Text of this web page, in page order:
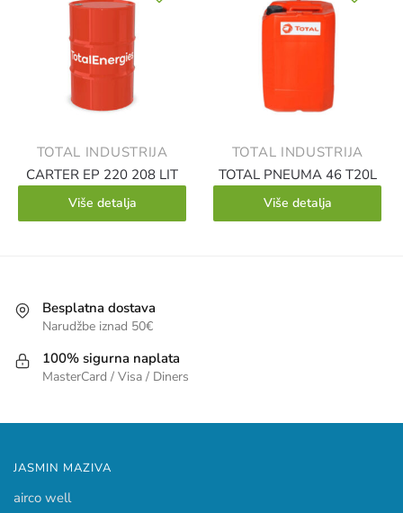
TOTAL INDUSTRIJA
CARTER EP 220 208 LIT
Više detalja
TOTAL INDUSTRIJA
TOTAL PNEUMA 46 T20L
Više detalja
Besplatna dostava
Narudžbe iznad 50€
100% sigurna naplata
MasterCard / Visa / Diners
JASMIN MAZIVA
airco well